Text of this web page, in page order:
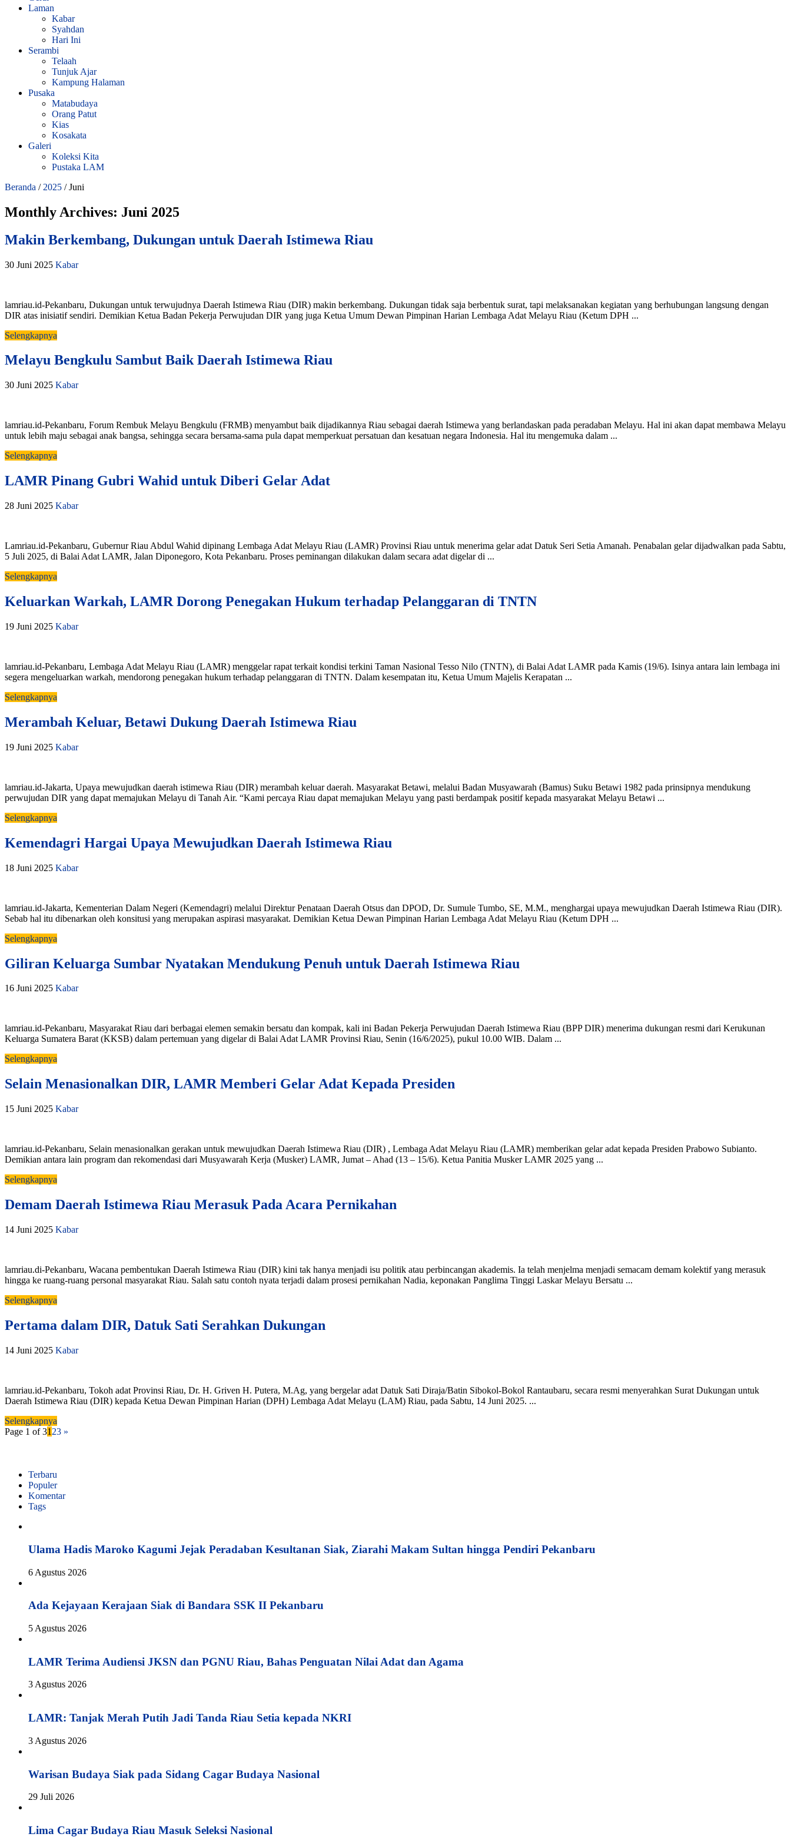
Laman
Kabar
Syahdan
Hari Ini
Serambi
Telaah
Tunjuk Ajar
Kampung Halaman
Pusaka
Matabudaya
Orang Patut
Kias
Kosakata
Galeri
Koleksi Kita
Pustaka LAM
Beranda / 2025 / Juni
Monthly Archives: Juni 2025
Makin Berkembang, Dukungan untuk Daerah Istimewa Riau
30 Juni 2025 Kabar
lamriau.id-Pekanbaru, Dukungan untuk terwujudnya Daerah Istimewa Riau (DIR) makin berkembang. Dukungan tidak saja berbentuk surat, tapi melaksanakan kegiatan yang berhubungan langsung dengan
DIR atas inisiatif sendiri. Demikian Ketua Badan Pekerja Perwujudan DIR yang juga Ketua Umum Dewan Pimpinan Harian Lembaga Adat Melayu Riau (Ketum DPH ...
Selengkapnya
Melayu Bengkulu Sambut Baik Daerah Istimewa Riau
30 Juni 2025 Kabar
lamriau.id-Pekanbaru, Forum Rembuk Melayu Bengkulu (FRMB) menyambut baik dijadikannya Riau sebagai daerah Istimewa yang berlandaskan pada peradaban Melayu. Hal ini akan dapat membawa Melayu
untuk lebih maju sebagai anak bangsa, sehingga secara bersama-sama pula dapat memperkuat persatuan dan kesatuan negara Indonesia. Hal itu mengemuka dalam ...
Selengkapnya
LAMR Pinang Gubri Wahid untuk Diberi Gelar Adat
28 Juni 2025 Kabar
Lamriau.id-Pekanbaru, Gubernur Riau Abdul Wahid dipinang Lembaga Adat Melayu Riau (LAMR) Provinsi Riau untuk menerima gelar adat Datuk Seri Setia Amanah. Penabalan gelar dijadwalkan pada Sabtu,
5 Juli 2025, di Balai Adat LAMR, Jalan Diponegoro, Kota Pekanbaru. Proses peminangan dilakukan dalam secara adat digelar di ...
Selengkapnya
Keluarkan Warkah, LAMR Dorong Penegakan Hukum terhadap Pelanggaran di TNTN
19 Juni 2025 Kabar
lamriau.id-Pekanbaru, Lembaga Adat Melayu Riau (LAMR) menggelar rapat terkait kondisi terkini Taman Nasional Tesso Nilo (TNTN), di Balai Adat LAMR pada Kamis (19/6). Isinya antara lain lembaga ini
segera mengeluarkan warkah, mendorong penegakan hukum terhadap pelanggaran di TNTN. Dalam kesempatan itu, Ketua Umum Majelis Kerapatan ...
Selengkapnya
Merambah Keluar, Betawi Dukung Daerah Istimewa Riau
19 Juni 2025 Kabar
lamriau.id-Jakarta, Upaya mewujudkan daerah istimewa Riau (DIR) merambah keluar daerah. Masyarakat Betawi, melalui Badan Musyawarah (Bamus) Suku Betawi 1982 pada prinsipnya mendukung
perwujudan DIR yang dapat memajukan Melayu di Tanah Air. “Kami percaya Riau dapat memajukan Melayu yang pasti berdampak positif kepada masyarakat Melayu Betawi ...
Selengkapnya
Kemendagri Hargai Upaya Mewujudkan Daerah Istimewa Riau
18 Juni 2025 Kabar
lamriau.id-Jakarta, Kementerian Dalam Negeri (Kemendagri) melalui Direktur Penataan Daerah Otsus dan DPOD, Dr. Sumule Tumbo, SE, M.M., menghargai upaya mewujudkan Daerah Istimewa Riau (DIR).
Sebab hal itu dibenarkan oleh konsitusi yang merupakan aspirasi masyarakat. Demikian Ketua Dewan Pimpinan Harian Lembaga Adat Melayu Riau (Ketum DPH ...
Selengkapnya
Giliran Keluarga Sumbar Nyatakan Mendukung Penuh untuk Daerah Istimewa Riau
16 Juni 2025 Kabar
lamriau.id-Pekanbaru, Masyarakat Riau dari berbagai elemen semakin bersatu dan kompak, kali ini Badan Pekerja Perwujudan Daerah Istimewa Riau (BPP DIR) menerima dukungan resmi dari Kerukunan
Keluarga Sumatera Barat (KKSB) dalam pertemuan yang digelar di Balai Adat LAMR Provinsi Riau, Senin (16/6/2025), pukul 10.00 WIB. Dalam ...
Selengkapnya
Selain Menasionalkan DIR, LAMR Memberi Gelar Adat Kepada Presiden
15 Juni 2025 Kabar
lamriau.id-Pekanbaru, Selain menasionalkan gerakan untuk mewujudkan Daerah Istimewa Riau (DIR) , Lembaga Adat Melayu Riau (LAMR) memberikan gelar adat kepada Presiden Prabowo Subianto.
Demikian antara lain program dan rekomendasi dari Musyawarah Kerja (Musker) LAMR, Jumat – Ahad (13 – 15/6). Ketua Panitia Musker LAMR 2025 yang ...
Selengkapnya
Demam Daerah Istimewa Riau Merasuk Pada Acara Pernikahan
14 Juni 2025 Kabar
lamriau.di-Pekanbaru, Wacana pembentukan Daerah Istimewa Riau (DIR) kini tak hanya menjadi isu politik atau perbincangan akademis. Ia telah menjelma menjadi semacam demam kolektif yang merasuk
hingga ke ruang-ruang personal masyarakat Riau. Salah satu contoh nyata terjadi dalam prosesi pernikahan Nadia, keponakan Panglima Tinggi Laskar Melayu Bersatu ...
Selengkapnya
Pertama dalam DIR, Datuk Sati Serahkan Dukungan
14 Juni 2025 Kabar
lamriau.id-Pekanbaru, Tokoh adat Provinsi Riau, Dr. H. Griven H. Putera, M.Ag, yang bergelar adat Datuk Sati Diraja/Batin Sibokol-Bokol Rantaubaru, secara resmi menyerahkan Surat Dukungan untuk
Daerah Istimewa Riau (DIR) kepada Ketua Dewan Pimpinan Harian (DPH) Lembaga Adat Melayu (LAM) Riau, pada Sabtu, 14 Juni 2025. ...
Selengkapnya
Page 1 of 31 23 »
Terbaru
Populer
Komentar
Tags
Ulama Hadis Maroko Kagumi Jejak Peradaban Kesultanan Siak, Ziarahi Makam Sultan hingga Pendiri Pekanbaru
6 Agustus 2026
Ada Kejayaan Kerajaan Siak di Bandara SSK II Pekanbaru
5 Agustus 2026
LAMR Terima Audiensi JKSN dan PGNU Riau, Bahas Penguatan Nilai Adat dan Agama
3 Agustus 2026
LAMR: Tanjak Merah Putih Jadi Tanda Riau Setia kepada NKRI
3 Agustus 2026
Warisan Budaya Siak pada Sidang Cagar Budaya Nasional
29 Juli 2026
Lima Cagar Budaya Riau Masuk Seleksi Nasional